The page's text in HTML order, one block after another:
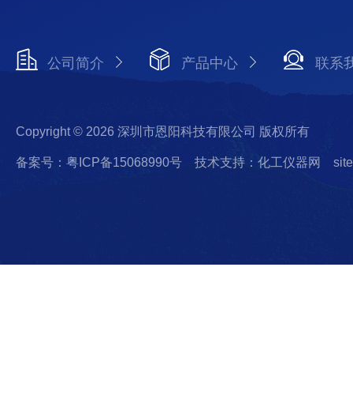
公司简介 产品中心 联系
Copyright © 2026 深圳市恩阳科技有限公司 版权所有
备案号：粤ICP备15068990号 技术支持：化工仪器网